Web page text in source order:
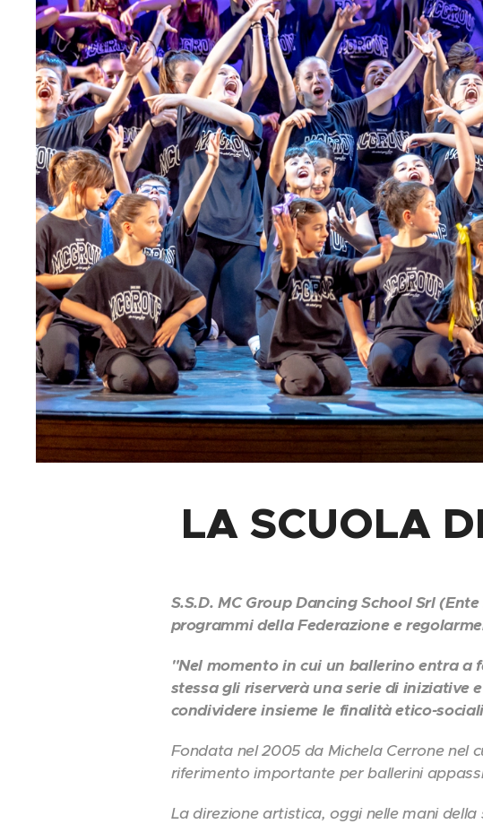
LA SCUOLA
S.S.D. MC Group Dancing School Srl
programmi della Federazione e
"Nel momento in cui un ballerino entra a
stessa gli riserverà una serie di iniziative
condividere insieme le finalità etico-
Fondata nel 2005 da Michela Cerrone nel
riferimento importante per ballerini
La direzione artistica, oggi nelle mani